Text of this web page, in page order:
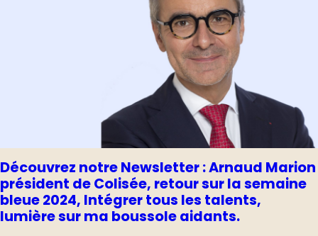
Découvrez notre Newsletter : Arnaud Marion
président de Colisée, retour sur la semaine
bleue 2024, Intégrer tous les talents,
lumière sur ma boussole aidants.